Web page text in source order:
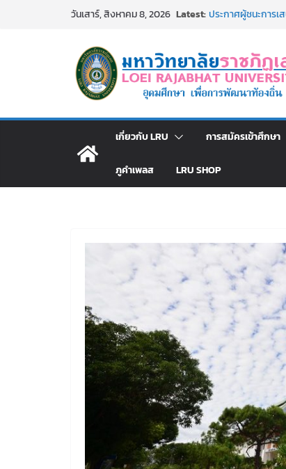
วันเสาร์, สิงหาคม 8, 2026 Latest:ประกาศผู้ชนะการ
สาธารณกุศล 69
รายชื่อผู้ผ่านการสอ
มหาวิทยาลัยราชภัฏ
ม.ราชภัฏเลย จัดมห
อธิการบดี มรภ.เล
ปีงบประมาณ พ.ศ.
เกี่ยวกับ LRU การสมัครเข้าศึกษา
ภูคำเพลส LRU SHOP